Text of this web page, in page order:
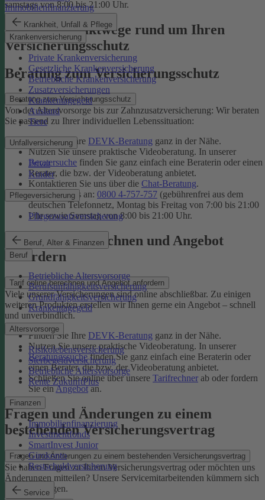
Immobilienfinanzierung
Krankheit, Unfall & Pflege
Krankenversicherung
Private Krankenversicherung
Gesetzliche Krankenversicherung
Betriebliche Krankenversicherung
Zusatzversicherungen
Krankentagegeld
Ausland
Tiere
Unfallversicherung
Privat
Kinder
Pflegeversicherung
Pflegezusatzversicherung
Beruf, Alter & Finanzen
Beruf
Betriebliche Altersvorsorge
Berufsunfähigkeitsversicherung
Grundfähigkeitsversicherung
Krankentagegeld
Altersvorsorge
Risikolebensversicherung
Sterbegeldversicherung
Betriebliche Altersvorsorge
Rente ZukunftPlus
Finanzen
Immobilienfinanzierung
Investmentfonds
SmartInvest Junior
Girokonto
Restschuldversicherung
Service
samstags von 8:00 bis 21:00 Uhr.
Unsere Kontaktwege rund um Ihren
Versicherungsschutz
Beratung zum Versicherungsschutz
Beratung zum Versicherungsschutz
Von der Altersvorsorge bis zur Zahnzusatzversicherung: Wir beraten
Sie passend zu Ihrer individuellen Lebenssituation:
Finden Sie Ihre DEVK-Beratung ganz in der Nähe.
Nutzen Sie unsere praktische Videoberatung. In unserer
Beratersuche finden Sie ganz einfach eine Beraterin oder einen
Berater, die bzw. der Videoberatung anbietet.
Kontaktieren Sie uns über die Chat-Beratung.
Rufen Sie uns an: 0800 4-757-757 (gebührenfrei aus dem
deutschen Telefonnetz, Montag bis Freitag von 7:00 bis 21:00
Uhr sowie Samstag von 8:00 bis 21:00 Uhr.
Tarif online berechnen und Angebot
anfordern
Tarif online berechnen und Angebot anfordern
Viele unserer Versicherungen sind online abschließbar. Zu einigen
weiteren Produkten erstellen wir Ihnen gerne ein Angebot – schnell
und unverbindlich.
Finden Sie Ihre DEVK-Beratung ganz in der Nähe.
Nutzen Sie unsere praktische Videoberatung. In unserer
Beratungssuchefinden Sie ganz einfach eine Beraterin oder
einen Berater, die bzw. der Videoberatung anbietet.
Schließen Sie online über unsere Tarifrechner ab oder fordern
Sie einAngebotan.
Fragen und Änderungen zu einem
bestehenden Versicherungsvertrag
Fragen und Änderungen zu einem bestehenden Versicherungsvertrag
Sie haben Fragen zu Ihrem Versicherungsvertrag oder möchten uns
Änderungen mitteilen? Unsere Servicemitarbeitenden kümmern sich
um Ihr Anliegen.